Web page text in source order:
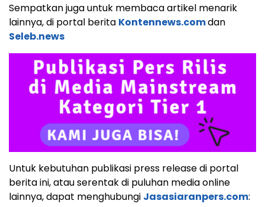
Sempatkan juga untuk membaca artikel menarik
lainnya, di portal berita Kontennews.comdan
Seleb.news
Untuk kebutuhan publikasi press release di portal
berita ini, atau serentak di puluhan media online
lainnya, dapat menghubungi Jasasiaranpers.com: